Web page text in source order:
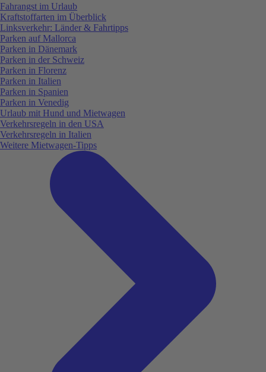
Fahrangst im Urlaub
Kraftstoffarten im Überblick
Linksverkehr: Länder & Fahrtipps
Parken auf Mallorca
Parken in Dänemark
Parken in der Schweiz
Parken in Florenz
Parken in Italien
Parken in Spanien
Parken in Venedig
Urlaub mit Hund und Mietwagen
Verkehrsregeln in den USA
Verkehrsregeln in Italien
Weitere Mietwagen-Tipps